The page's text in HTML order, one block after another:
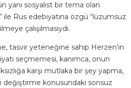
yanı sosyalist bir tema olan
ile Rus edebiyatına özgü “lüzumsuz
çalışılmasıydı.
tasvir yeteneğine sahip Herzen’in
seçmemesi, kanımca, onun
karşı mutlaka bir şey yapma,
konusundaki sonsuz